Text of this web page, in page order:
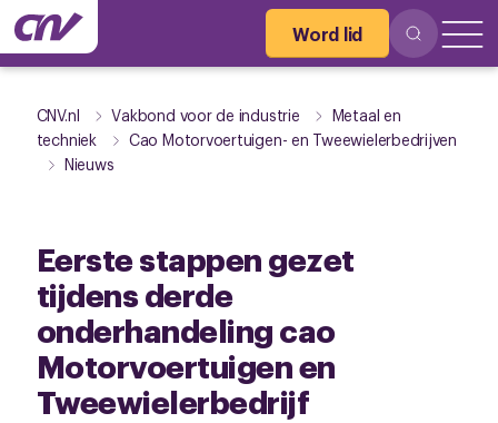
Word lid
CNV.nl Vakbond voor de industrie
Metaal en
techniek
Cao Motorvoertuigen- en Tweewielerbedrijven
Nieuws
Eerste stappen gezet
tijdens derde
onderhandeling cao
Motorvoertuigen en
Tweewielerbedrijf